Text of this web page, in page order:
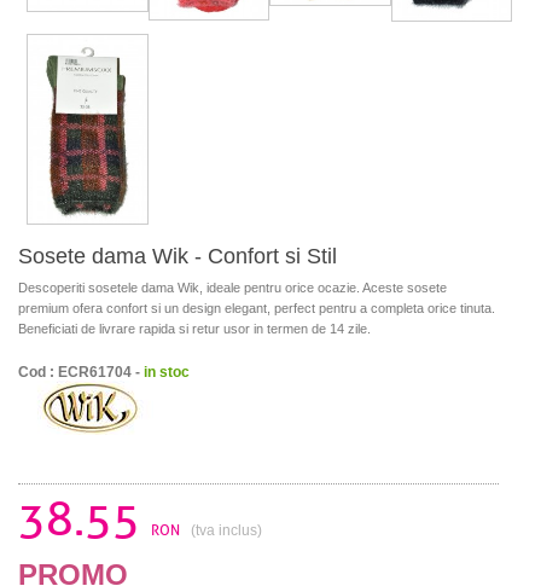
Sosete dama Wik - Confort si Stil
Descoperiti sosetele dama Wik, ideale pentru orice ocazie. Aceste sosete
premium ofera confort si un design elegant, perfect pentru a completa orice tinuta.
Beneficiati de livrare rapida si retur usor in termen de 14 zile.
Cod : ECR61704 - in stoc
38.55 RON (tva inclus)
PROMO